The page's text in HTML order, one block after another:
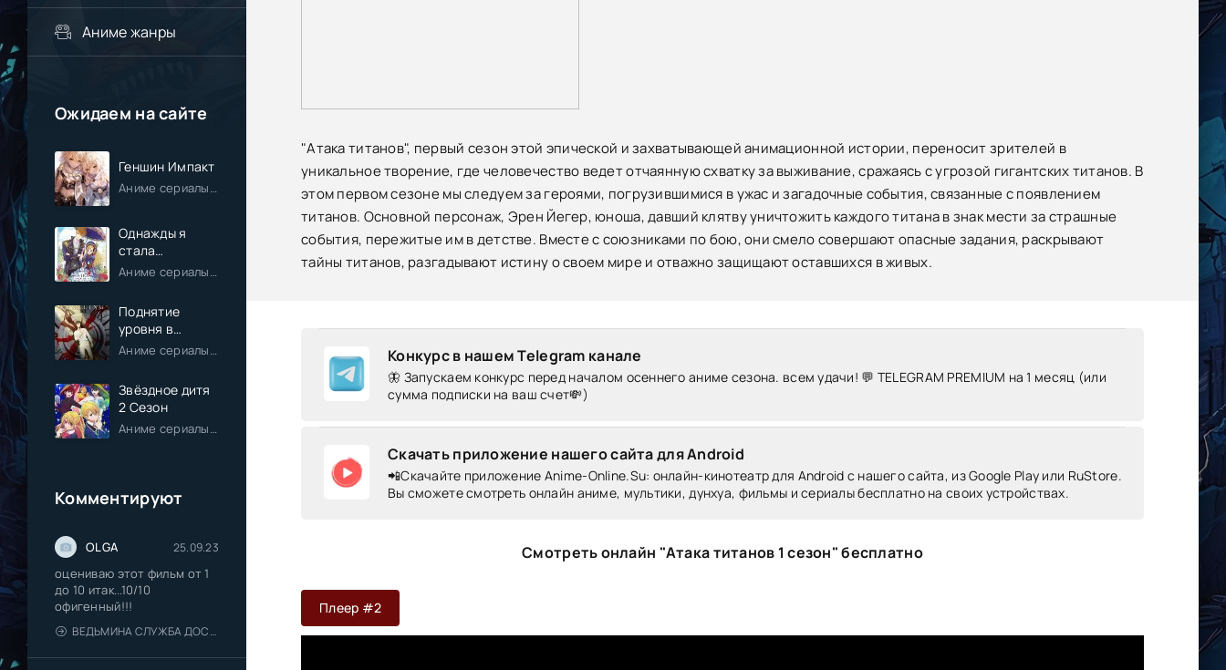
Аниме жанры
Ожидаем на сайте
Геншин Импакт
Однажды я
стала
принцессой
Аниме сериалы / Комедия / Романтика / Фэнтези / Анонсы
Поднятие
уровня в
одиночку
Аниме сериалы / Экшен / Приключения / Фэнтези / Анонсы
Звёздное дитя
2 Сезон
Аниме сериалы / Драма / Комедия / Романтика / Фантастика / Анонсы
Комментируют
OLGA 25.09.23
оцениваю этот фильм от 1
до 10 итак...10/10
офигенный!!!
ВЕДЬМИНА СЛУЖБА ДОСТАВКИ [1989]
"Атака титанов", первый сезон этой эпической и захватывающей анимационной истории, переносит зрителей в
уникальное творение, где человечество ведет отчаянную схватку за выживание, сражаясь с угрозой гигантских титанов. В
этом первом сезоне мы следуем за героями, погрузившимися в ужас и загадочные события, связанные с появлением
титанов. Основной персонаж, Эрен Йегер, юноша, давший клятву уничтожить каждого титана в знак мести за страшные
события, пережитые им в детстве. Вместе с союзниками по бою, они смело совершают опасные задания, раскрывают
тайны титанов, разгадывают истину о своем мире и отважно защищают оставшихся в живых.
Конкурс в нашем Telegram канале
🦋 Запускаем конкурс перед началом осеннего аниме сезона. всем удачи! 💬 TELEGRAM PREMIUM на 1 месяц (или
сумма подписки на ваш счет💸)
Скачать приложение нашего сайта для Android
📲Скачайте приложение Anime-Online.Su: онлайн-кинотеатр для Android c нашего сайта, из Google Play или RuStore.
Вы сможете смотреть онлайн аниме, мультики, дунхуа, фильмы и сериалы бесплатно на своих устройствах.
Смотреть онлайн "Атака титанов 1 сезон" бесплатно
Плеер #2